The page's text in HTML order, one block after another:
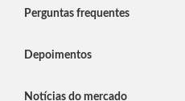
Perguntas frequentes
Depoimentos
Notícias do mercado